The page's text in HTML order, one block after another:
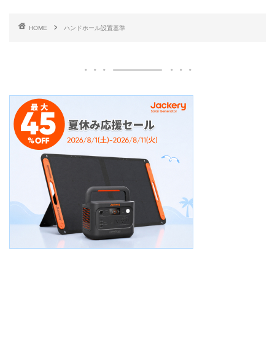
HOME ハンドホール設置基準